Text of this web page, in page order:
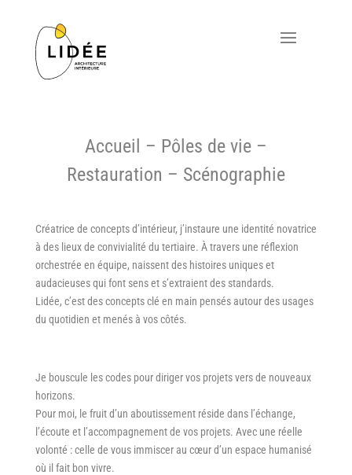
Accueil – Pôles de vie –
Restauration – Scénographie
Créatrice de concepts d’intérieur, j’instaure une identité novatrice
à des lieux de convivialité du tertiaire. À travers une réflexion
orchestrée en équipe, naissent des histoires uniques et
audacieuses qui font sens et s’extraient des standards.
Lidée, c’est des concepts clé en main pensés autour des usages
du quotidien et menés à vos côtés.
Je bouscule les codes pour diriger vos projets vers de nouveaux
horizons.
Pour moi, le fruit d’un aboutissement réside dans l’échange,
l’écoute et l’accompagnement de vos projets. Avec une réelle
volonté : celle de vous immiscer au cœur d’un espace humanisé
où il fait bon vivre.